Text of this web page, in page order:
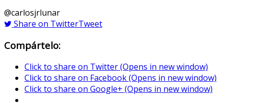
@carlosjrlunar
Share on TwitterTweet
Compártelo:
Click to share on Twitter (Opens in new window)
Click to share on Facebook (Opens in new window)
Click to share on Google+ (Opens in new window)